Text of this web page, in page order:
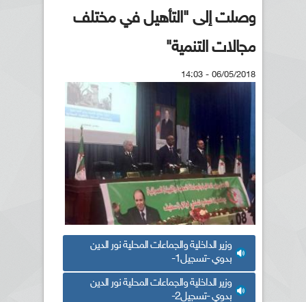
وصلت إلى "التأهيل في مختلف
مجالات التنمية"
06/05/2018 - 14:03
وزير الداخلية والجماعات المحلية نور الدين
بدوي -تسجيل1-
وزير الداخلية والجماعات المحلية نور الدين
بدوي -تسجيل2-